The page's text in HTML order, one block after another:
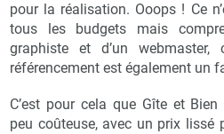
pour la réalisation. Ooops ! Ce
tous les budgets mais
graphiste et d’un
référencement est également un
C’est pour cela que Gîte et
peu coûteuse, avec un prix lissé